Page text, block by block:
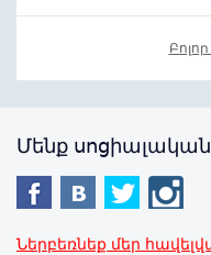
Մեր նպատակն է որ
յուրաքանչյուր
սիրով պատրաստ է
գնով
Մենք
Ներբեռնեք մեր